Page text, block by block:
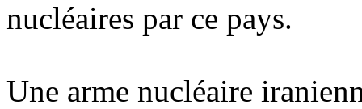
nucléaires par ce pays.
Une arme nucléaire